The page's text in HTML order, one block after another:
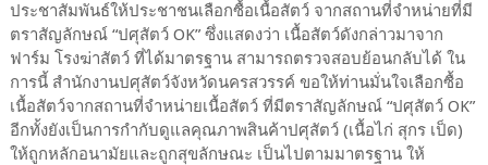
ประชาสัมพันธ์ให้ประชาชนเลือกซื้อเนื้อสัตว์ จากสถานที่จำหน่ายที่มี
ตราสัญลักษณ์ “ปศุสัตว์ OK” ซึ่งแสดงว่า เนื้อสัตว์ดังกล่าวมาจาก
ฟาร์ม โรงฆ่าสัตว์ ที่ได้มาตรฐาน สามารถตรวจสอบย้อนกลับได้ ใน
การนี้ สำนักงานปศุสัตว์จังหวัดนครสวรรค์ ขอให้ท่านมั่นใจเลือกซื้อ
เนื้อสัตว์จากสถานที่จำหน่ายเนื้อสัตว์ ที่มีตราสัญลักษณ์ “ปศุสัตว์ OK”
อีกทั้งยังเป็นการกำกับดูแลคุณภาพสินค้าปศุสัตว์ (เนื้อไก่ สุกร เป็ด)
ให้ถูกหลักอนามัยและถูกสุขลักษณะ เป็นไปตามมาตรฐาน ให้